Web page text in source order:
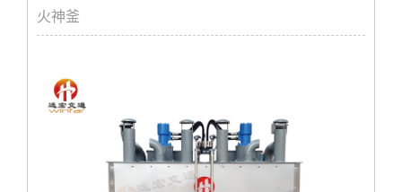
火神釜